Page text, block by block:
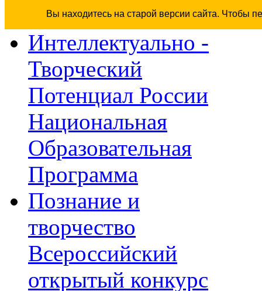
Вы находитесь на старой версии сайта. Чтобы
Интеллектуально -
Творческий
Потенциал России
Национальная
Образовательная
Программа
Познание и
творчество
Всероссийский
открытый конкурс